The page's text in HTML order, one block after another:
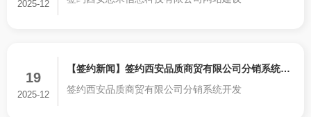
2025-12 设
19
2025-12
【签约新闻】签约西安品质商贸有限公司分销系统开
发
签约西安品质商贸有限公司分销系统开发